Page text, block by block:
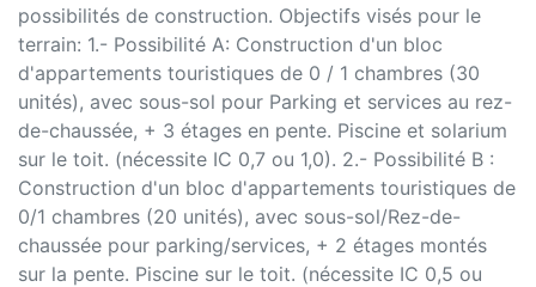
possibilités de construction. Objectifs visés pour le
terrain: 1.- Possibilité A: Construction d'un bloc
d'appartements touristiques de 0 / 1 chambres (30
unités), avec sous-sol pour Parking et services au rez-
de-chaussée, + 3 étages en pente. Piscine et solarium
sur le toit. (nécessite IC 0,7 ou 1,0). 2.- Possibilité B :
Construction d'un bloc d'appartements touristiques de
0/1 chambres (20 unités), avec sous-sol/Rez-de-
chaussée pour parking/services, + 2 étages montés
sur la pente. Piscine sur le toit. (nécessite IC 0,5 ou